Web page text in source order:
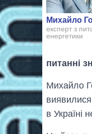
Михайло
експерт з
енергетики
питанні
Михайло
в Україні